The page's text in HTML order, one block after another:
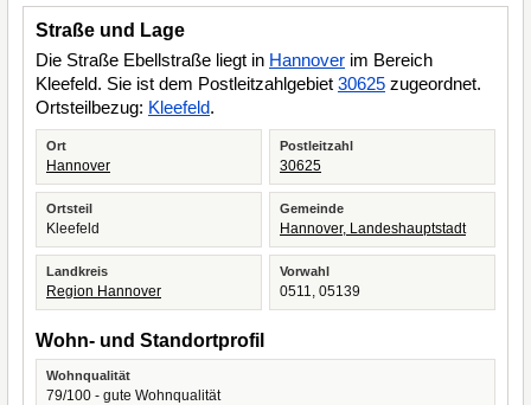
Straße und Lage
Die Straße Ebellstraße liegt in Hannover im Bereich
Kleefeld. Sie ist dem Postleitzahlgebiet 30625 zugeordnet.
Ortsteilbezug: Kleefeld.
Ort
Hannover
Postleitzahl
30625
Ortsteil
Kleefeld
Gemeinde
Hannover, Landeshauptstadt
Landkreis
Region Hannover
Vorwahl
0511, 05139
Wohn- und Standortprofil
Wohnqualität
79/100 - gute Wohnqualität